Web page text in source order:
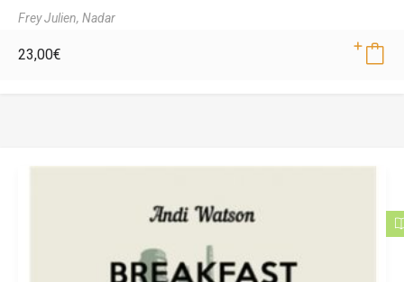
Frey Julien, Nadar
23,00€